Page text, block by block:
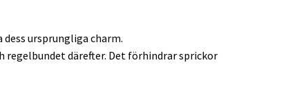
ursprungliga charm.
regelbundet därefter. Det förhindrar sprickor